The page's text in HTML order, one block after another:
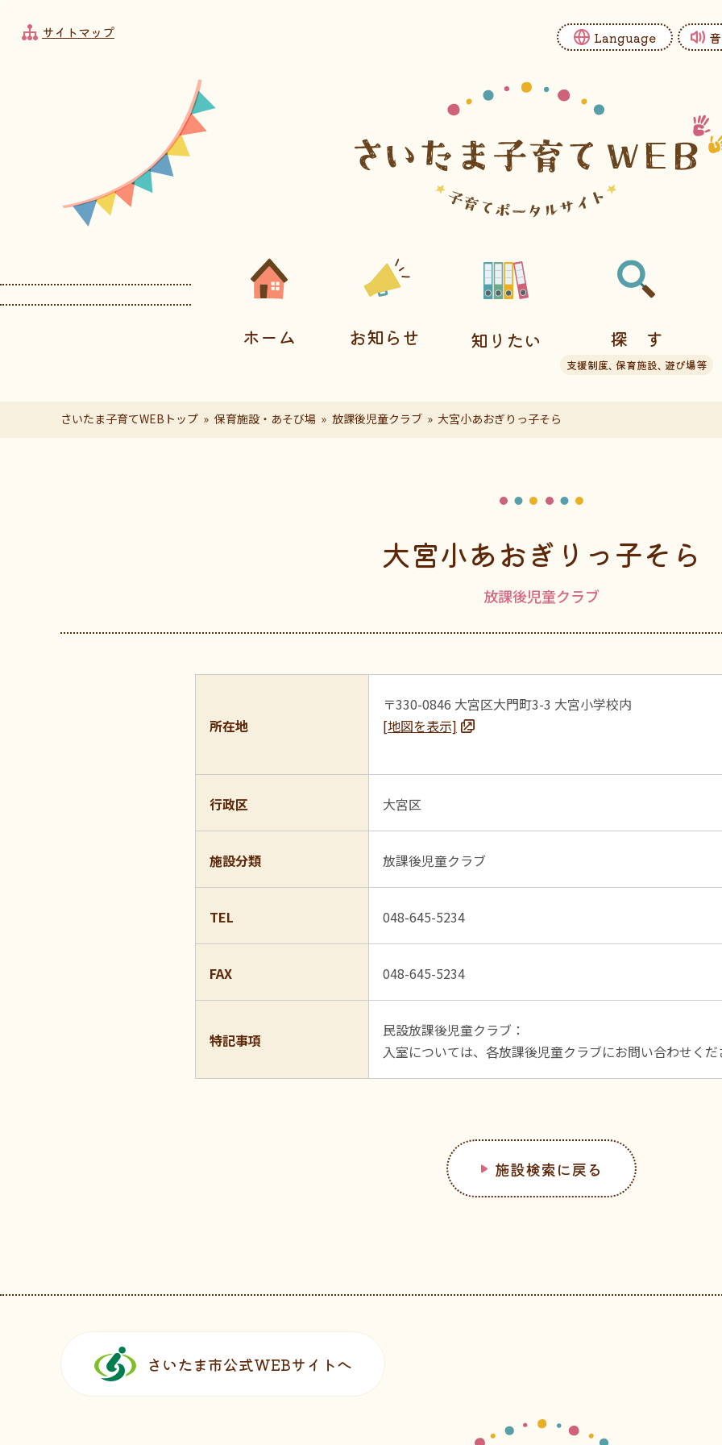
サイトマップ Language
ホーム お知らせ 知りたい 探す
支援制度、 保育施設、 遊び場等
さいたま子育てWEBトップ 保育施設・あそび場 放課後児童クラブ 大宮小あおぎりっ子そら
大宮小あおぎりっ子そら
放課後児童クラブ
所在地
〒330-0846 大宮区大門町3-3 大宮小学校内
[地図を表示]
行政区 大宮区
施設分類 放課後児童クラブ
TEL 048-645-5234
FAX 048-645-5234
特記事項
民設放課後児童クラブ：
入室については、各放課後児童クラブにお問い合わせく
施設検索に戻る
さいたま市公式WEBサイトへ